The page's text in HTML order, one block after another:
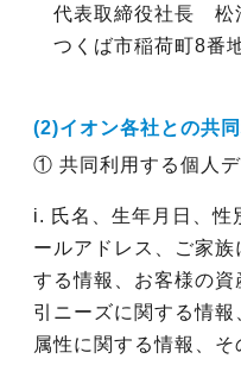
代表取締役社長 松
つくば市稲荷町8番
(2)イオン各社との共同
① 共同利用する個人デ
i. 氏名、生年月日、性
ールアドレス、ご家
する情報、お客様の資
引ニーズに関する情
属性に関する情報、